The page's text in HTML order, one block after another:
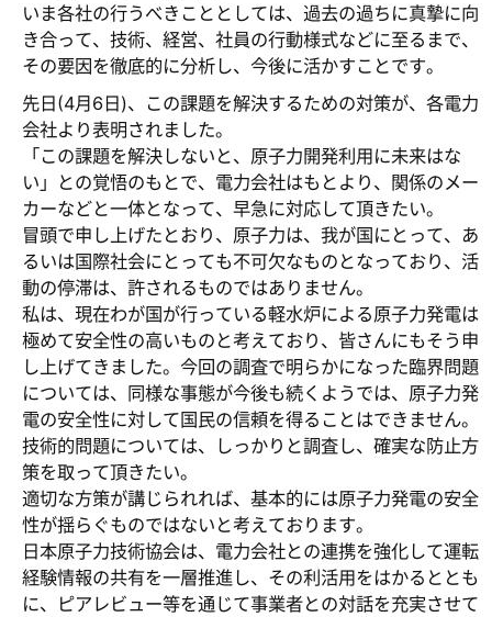
いま各社の行うべきこととしては、過去の過ちに真摯に向
き合って、技術、経営、社員の行動様式などに至るまで、
その要因を徹底的に分析し、今後に活かすことです。
先日(4月6日)、この課題を解決するための対策が、各電力
会社より表明されました。
「この課題を解決しないと、原子力開発利用に未来はな
い」との覚悟のもとで、電力会社はもとより、関係のメー
カーなどと一体となって、早急に対応して頂きたい。
冒頭で申し上げたとおり、原子力は、我が国にとって、あ
るいは国際社会にとっても不可欠なものとなっており、活
動の停滞は、許されるものではありません。
私は、現在わが国が行っている軽水炉による原子力発電は
極めて安全性の高いものと考えており、皆さんにもそう申
し上げてきました。今回の調査で明らかになった臨界問題
については、同様な事態が今後も続くようでは、原子力発
電の安全性に対して国民の信頼を得ることはできません。
技術的問題については、しっかりと調査し、確実な防止方
策を取って頂きたい。
適切な方策が講じられれば、基本的には原子力発電の安全
性が揺らぐものではないと考えております。
日本原子力技術協会は、電力会社との連携を強化して運転
経験情報の共有を一層推進し、その利活用をはかるととも
に、ピアレビュー等を通じて事業者との対話を充実させて